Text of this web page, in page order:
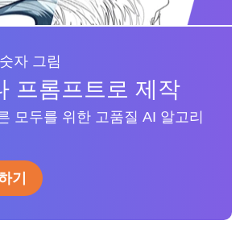
자 그림
프롬프트로 제작
모두를 위한 고품질 AI 알고리
기